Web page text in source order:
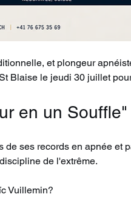
et plongeur
Blaise le jeudi 30 juillet
en un Souffle"
ses records en apnée et
de l'extrême.
Vuillemin?